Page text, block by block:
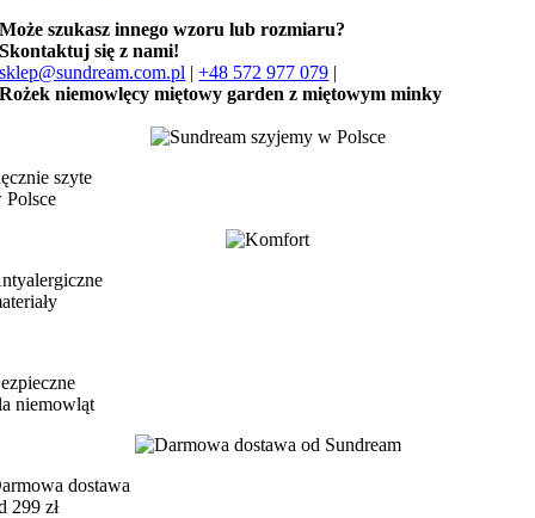
Może szukasz innego wzoru lub rozmiaru?
Skontaktuj się z nami!
sklep@sundream.com.pl |+48 572 977 079 |
Rożek niemowlęcy miętowy garden z miętowym minky
szyte
Polsce
niemowląt
dostawa
299 zł